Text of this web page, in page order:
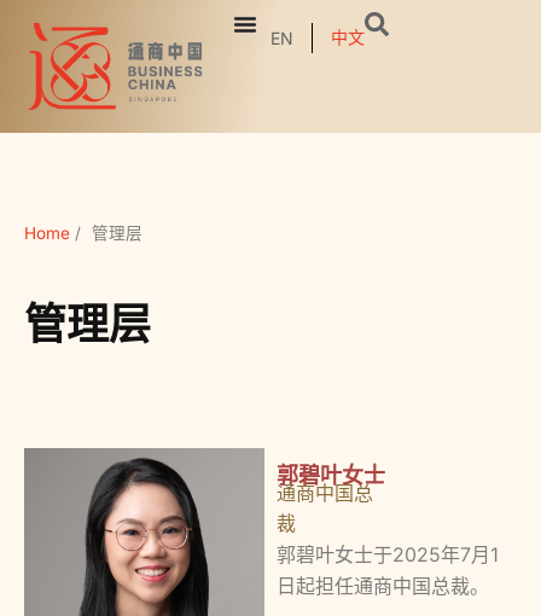
EN 中文
Home / 管理层
管理层
郭碧叶女士
通商中国总
裁
郭碧叶女士于2025年7月1
日起担任通商中国总裁。